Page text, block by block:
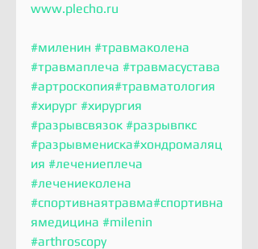
www.plecho.ru
#миленин #травмаколена
#травмаплеча #травмасустава
#артроскопия#травматология
#хирург #хирургия
#разрывсвязок #разрывпкс
#разрывмениска#хондромаляц
ия #лечениеплеча
#лечениеколена
#спортивнаятравма#спортивна
ямедицина #milenin
#arthroscopy